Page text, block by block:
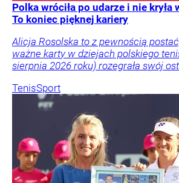
Polka wróciła po udarze i nie kryła
To koniec pięknej kariery
Alicja Rosolska to z pewnością
ważne karty w dziejach polskiego
sierpnia 2026 roku) rozegrała swój
TenisSport